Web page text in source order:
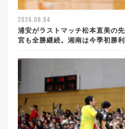
2026.08.04
浦安がラストマッチ松本直美の
宮も全勝継続。湘南は今季初勝